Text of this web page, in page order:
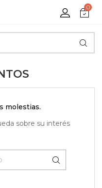
0
molestias.
sobre su interés